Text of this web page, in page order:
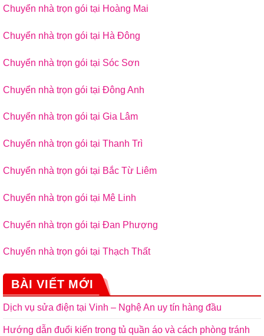
Chuyển nhà trọn gói tại Hoàng Mai
Chuyển nhà trọn gói tại Hà Đông
Chuyển nhà trọn gói tại Sóc Sơn
Chuyển nhà trọn gói tại Đông Anh
Chuyển nhà trọn gói tại Gia Lâm
Chuyển nhà trọn gói tại Thanh Trì
Chuyển nhà trọn gói tại Bắc Từ Liêm
Chuyển nhà trọn gói tại Mê Linh
Chuyển nhà trọn gói tại Đan Phượng
Chuyển nhà trọn gói tại Thạch Thất
BÀI VIẾT MỚI
Dịch vụ sửa điện tại Vinh – Nghệ An uy tín hàng đầu
Hướng dẫn đuổi kiến trong tủ quần áo và cách phòng tránh